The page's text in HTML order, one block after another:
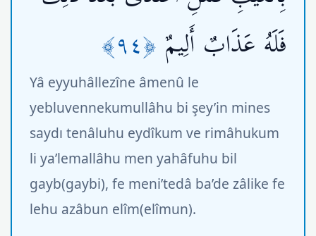
فَلَهُ عَذَابٌ أَلِيمٌ ﴿٩٤﴾
Yâ eyyuhâllezîne âmenû le
yebluvennekumullâhu bi şey’in mines
saydı tenâluhu eydîkum ve rimâhukum
li ya’lemallâhu men yahâfuhu bil
gayb(gaybi), fe meni’tedâ ba’de zâlike fe
lehu azâbun elîm(elîmun).